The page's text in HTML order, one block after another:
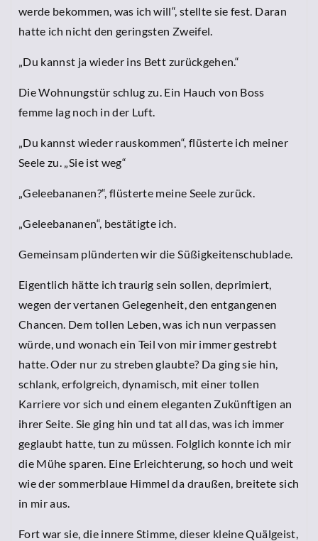
werde bekommen, was ich will“, stellte sie fest. Daran
hatte ich nicht den geringsten Zweifel.
„Du kannst ja wieder ins Bett zurückgehen.“
Die Wohnungstür schlug zu. Ein Hauch von Boss
femme lag noch in der Luft.
„Du kannst wieder rauskommen“, flüsterte ich meiner
Seele zu. „Sie ist weg“
„Geleebananen?“, flüsterte meine Seele zurück.
„Geleebananen“, bestätigte ich.
Gemeinsam plünderten wir die Süßigkeitenschublade.
Eigentlich hätte ich traurig sein sollen, deprimiert,
wegen der vertanen Gelegenheit, den entgangenen
Chancen. Dem tollen Leben, was ich nun verpassen
würde, und wonach ein Teil von mir immer gestrebt
hatte. Oder nur zu streben glaubte? Da ging sie hin,
schlank, erfolgreich, dynamisch, mit einer tollen
Karriere vor sich und einem eleganten Zukünftigen an
ihrer Seite. Sie ging hin und tat all das, was ich immer
geglaubt hatte, tun zu müssen. Folglich konnte ich mir
die Mühe sparen. Eine Erleichterung, so hoch und weit
wie der sommerblaue Himmel da draußen, breitete sich
in mir aus.
Fort war sie, die innere Stimme, dieser kleine Quälgeist,